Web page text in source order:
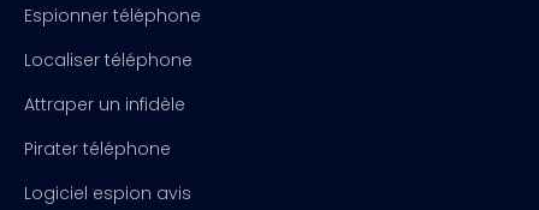
Espionner téléphone
Localiser téléphone
Attraper un infidèle
Pirater téléphone
Logiciel espion avis